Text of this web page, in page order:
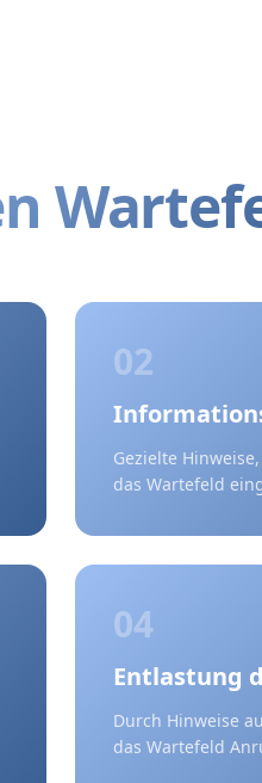
02
Gezielte
das Wartefeld
04
Entlastung
Durch Hinweise
das Wartefeld